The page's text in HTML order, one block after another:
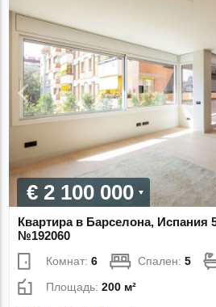
€ 2 100 000
Квартира в Барселона, Испания
№192060
Комнат:6 Спален:5
Площадь:200 м²